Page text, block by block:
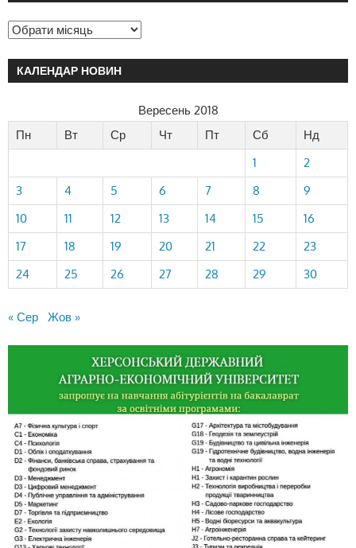
КАЛЕНДАР НОВИН
Вересень 2018
Пн
Вт Ср Чт Пт Сб
Нд
1
2
3
4 5 6 7 8
9
10
11 12 13 14 15
16
17
18 19 20 21 22
23
24
25 26 27 28 29 30
« Сер Жов »